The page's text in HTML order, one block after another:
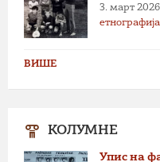
3. март
етнографија
ВИШЕ
КОЛУМНЕ
Упис на